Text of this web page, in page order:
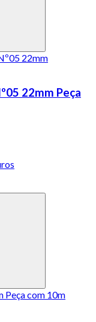
22mm Peça